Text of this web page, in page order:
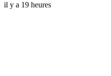
il y a 19 heures